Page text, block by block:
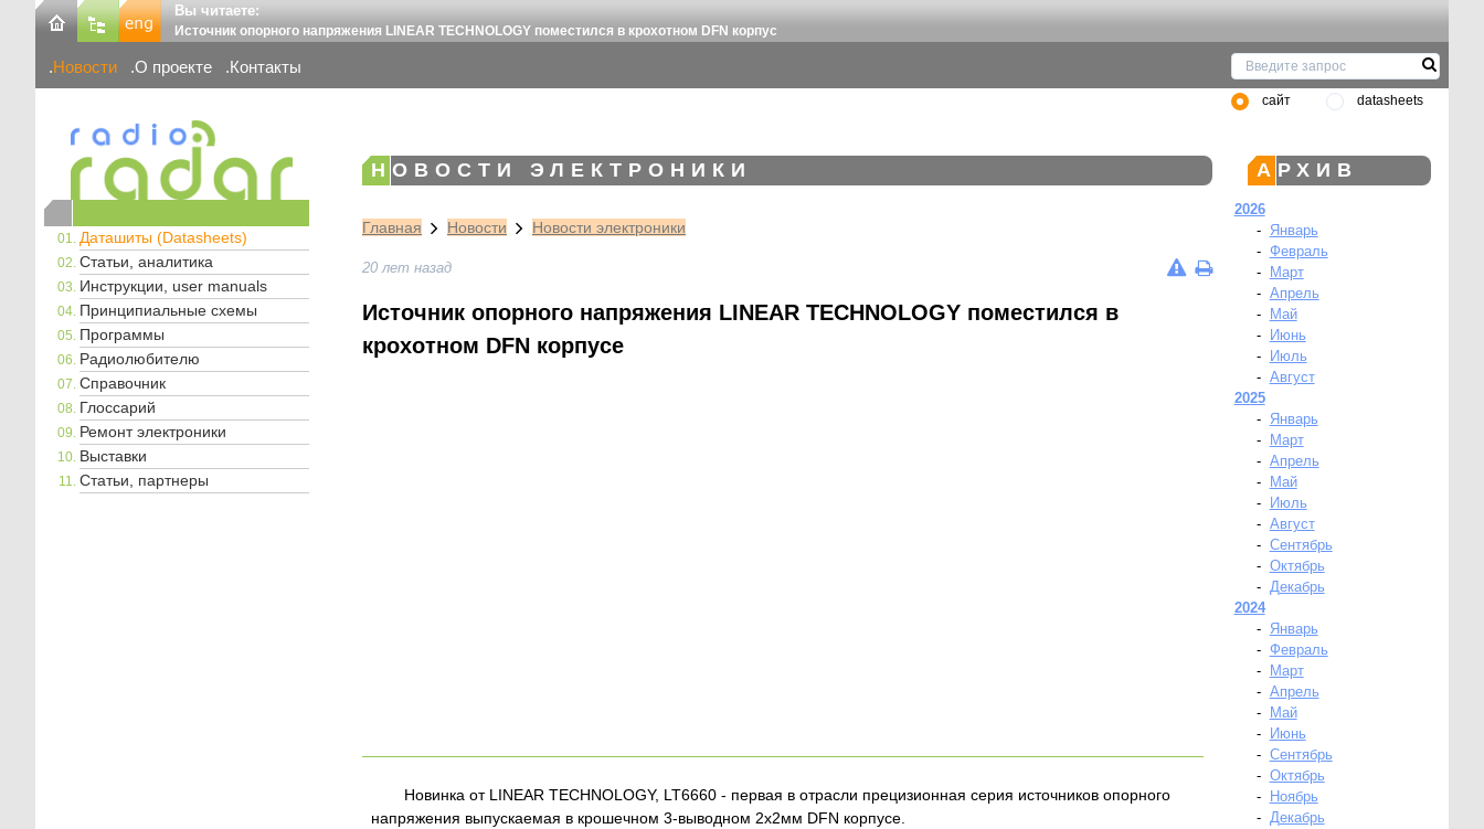
Вы читаете:
Источник опорного напряжения LINEAR TECHNOLOGY поместился в крохотном DFN корпус
Новости О проекте Контакты
сайт datasheets
Даташиты (Datasheets)
Статьи, аналитика
Инструкции, user manuals
Принципиальные схемы
Программы
Радиолюбителю
Справочник
Глоссарий
Ремонт электроники
Выставки
Статьи, партнеры
НОВОСТИ ЭЛЕКТРОНИКИ
Главная Новости Новости электроники
20 лет назад
Источник опорного напряжения LINEAR TECHNOLOGY поместился в
крохотном DFN корпусе
Новинка от LINEAR TECHNOLOGY, LT6660 - первая в отрасли прецизионная серия источников опорного
напряжения выпускаемая в крошечном 3-выводном 2х2мм DFN корпусе.
АРХИВ
2026
-
Январь
- Февраль
-
Март
- Апрель
-
Май
-
Июнь
-
Июль
- Август
2025
-
Январь
-
Март
- Апрель
-
Май
-
Июль
- Август
- Сентябрь
- Октябрь
- Декабрь
2024
-
Январь
- Февраль
-
Март
- Апрель
-
Май
-
Июнь
- Сентябрь
- Октябрь
-
Ноябрь
- Декабрь